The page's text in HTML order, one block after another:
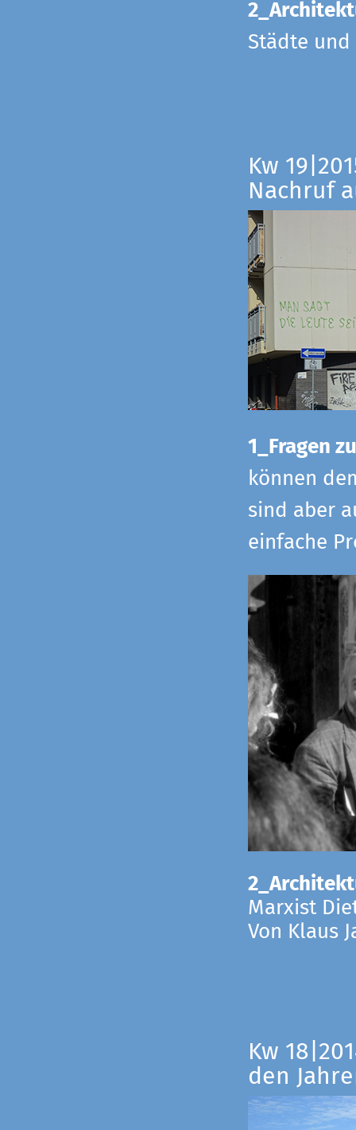
Städte
Kw
Nachruf
1_Fragen
können
sind aber
einfache
Marxist
Von Klaus
Kw
den